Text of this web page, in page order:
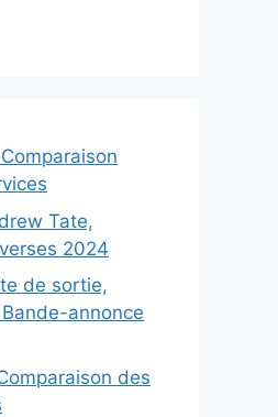
Tate,
2024
de sortie,
annonce
des